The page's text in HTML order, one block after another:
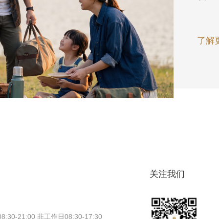
了解
21:00 非工作日08:30-17:30
关注我们